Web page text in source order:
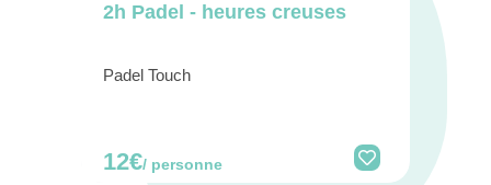
2h Padel - heures creuses
Padel Touch
12€/ personne